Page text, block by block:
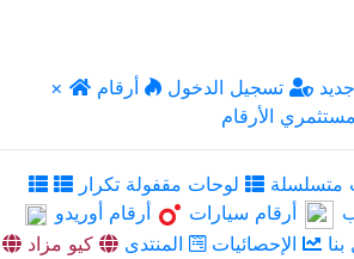
× تسجيل الدخول
أرقام
مستثمري الأرقام
متسلسلة
لوحات مقفولة تكرار
أرقام سيارات
أرقام أوريدو
الإحصائيات المنتدى
كيو مزاد